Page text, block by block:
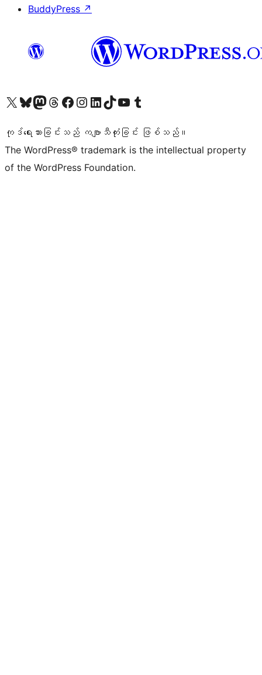
BuddyPress ↗
ကျွန်ုပ်တို့၏ X (ယခင် Twitter) အကောင့်သို့ သွားရောက်ကြည့်ရှုပါကျွန်ုပ်တို့၏ Bluesky အကောင့်သို့ ဝင်ရောက်ကြည့်ရှုရန်
ကျွန်ုပ်တို့၏ Mastodon အကောင့်သို့ သွားရောက်ကြည့်ရှုပါကျွန်ုပ်တို့၏ Threads အကောင့်သို့ ဝင်ရောက်ကြည့်ရှုရန်
ကျွန်ုပ်တို့၏ Facebook စာမျက်နှာသို့ သွားရောက်ကြည့်ရှုပါကျွန်ုပ်တို့၏ Instagram အကောင့်သို့ သွားရောက်ကြည့်ရှုပါ ကျွန်ုပ်တို့၏ LinkedIn အကောင့်သို့ သွားရောက်ကြည့်ရှုပါကျွန်ုပ်တို့၏ TikTok အကောင့်သို့ ဝင်ရောက်ကြည့်ရှုရန်
ကျွန်ုပ်တို့၏ YouTube ချန်နယ်သို့ သွားရောက်ကြည့်ရှုပါ ကျွန်ုပ်တို့၏ Tumblr အကောင့်သို့ ဝင်ရောက်ကြည့်ရှုရန်
ကုဒ်ရေးသားခြင်းသည် ကဗျာသီကုံးခြင်း ဖြစ်သည်။
The WordPress® trademark is the intellectual property
of the WordPress Foundation.